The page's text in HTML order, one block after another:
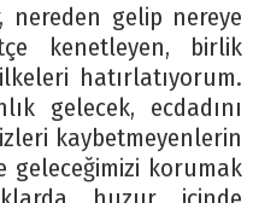
nereden gelip nereye
kenetleyen, birlik
hatırlatıyorum.
gelecek, ecdadını
kaybetmeyenlerin
geleceğimizi korumak